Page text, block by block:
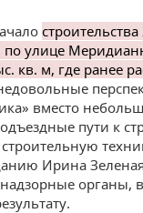
улице
кв. м, где ранее
вместо
пути к
Ирина
органы,